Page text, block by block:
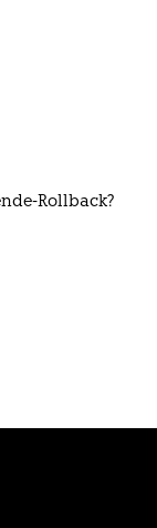
Rollback?